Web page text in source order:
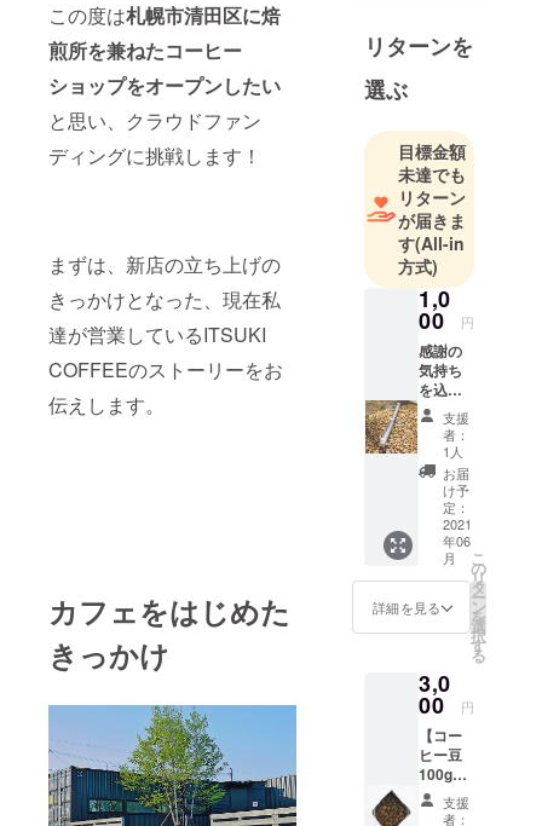
この度は札幌市清田区に焙
煎所を兼ねたコーヒー
ショップをオープンしたい
と思い、クラウドファン
ディングに挑戦します！
まずは、新店の立ち上げの
きっかけとなった、現在私
達が営業しているITSUKI
COFFEEのストーリーをお
伝えします。
カフェをはじめた
きっかけ
リターンを
選ぶ
目標金額
未達でも
リターン
が届きま
す(All-in
方式)
1,0
00 円
感謝の
気持ち
を込め
て、
メール
を送ら
せてい
ただき
ます
支援
者：
1人
お届
け予
定：
2021
年06
月
詳細を見る
こ
の
リ
タ
ー
ン
を
選
択
す
る
3,0
00 円
【コー
ヒー豆
100g×3
種類】
当店が
支援
者：